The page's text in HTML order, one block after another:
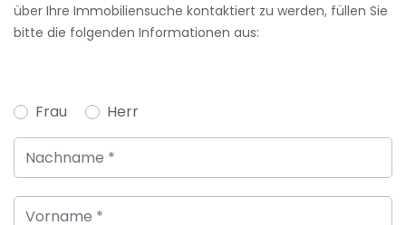
über Ihre Immobiliensuche kontaktiert zu werden, füllen Sie
bitte die folgenden Informationen aus:
Frau Herr